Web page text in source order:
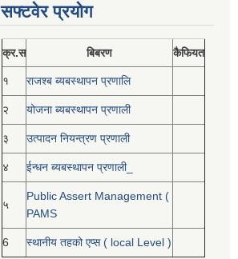
सफ्टवेर प्रयोग
क्र.स बिबरण कैफियत
१ राजश्ब ब्यबस्थापन प्रणालि
२ योजना ब्यबस्थापन प्रणाली
३ उत्पादन नियन्त्रण प्रणाली
४ ईन्धन ब्यबस्थापन प्रणाली_
५
Public Assert Management (
PAMS
6 स्थानीय तहको एप्स ( local Level )